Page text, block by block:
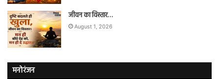
जीवन का विस्तार…
August 1, 2026
मनोरंजन